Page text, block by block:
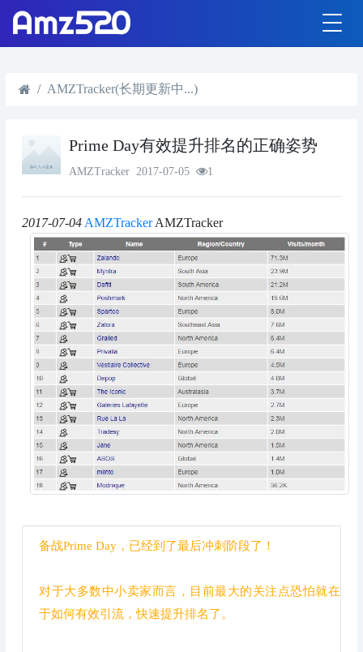
AMZTracker(长期更新中...)
Prime Day有效提升排名的正确姿势
AMZTracker 2017-07-05 1
2017-07-04 AMZTracker AMZTracker
备战Prime Day，已经到了最后冲刺阶段了！
对于大多数中小卖家而言，目前最大的关注点恐怕就在
于如何有效引流，快速提升排名了。